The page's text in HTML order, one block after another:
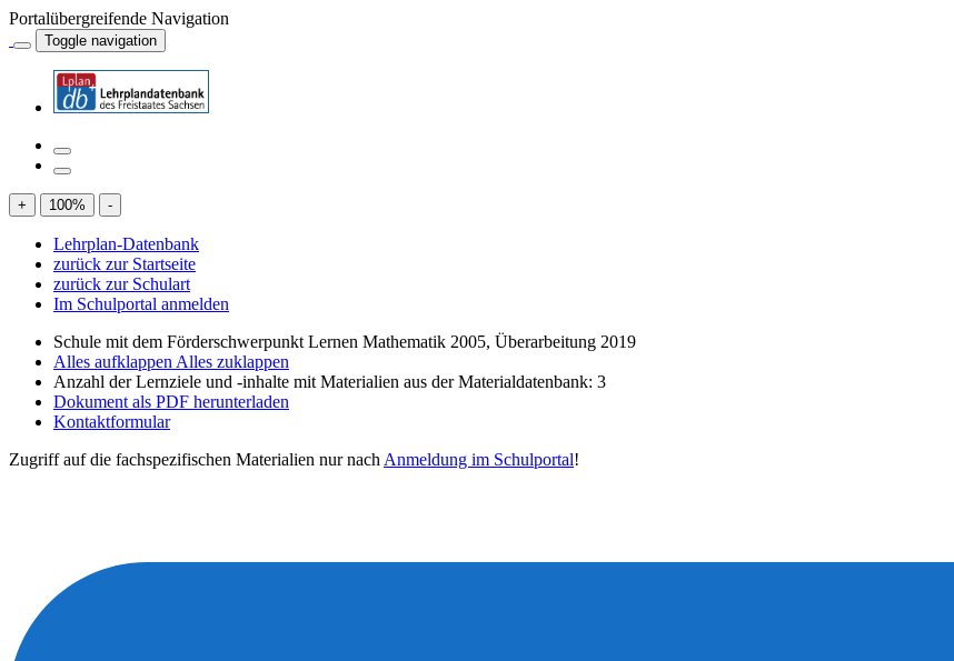
Portalübergreifende Navigation
Toggle navigation
+ 100% -
Lehrplan-Datenbank
zurück zur Startseite
zurück zur Schulart
Im Schulportal anmelden
Schule mit dem Förderschwerpunkt Lernen Mathematik 2005, Überarbeitung 2019
Alles aufklappen Alles zuklappen
Anzahl der Lernziele und -inhalte mit Materialien aus der Materialdatenbank: 3
Dokument als PDF herunterladen
Kontaktformular
Zugriff auf die fachspezifischen Materialien nur nach Anmeldung im Schulportal!